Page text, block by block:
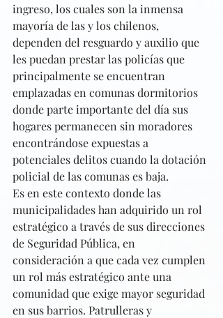
ingreso, los cuales son la inmensa
mayoría de las y los chilenos,
dependen del resguardo y auxilio que
les puedan prestar las policías que
principalmente se encuentran
emplazadas en comunas dormitorios
donde parte importante del día sus
hogares permanecen sin moradores
encontrándose expuestas a
potenciales delitos cuando la dotación
policial de las comunas es baja.
Es en este contexto donde las
municipalidades han adquirido un rol
estratégico a través de sus direcciones
de Seguridad Pública, en
consideración a que cada vez cumplen
un rol más estratégico ante una
comunidad que exige mayor seguridad
en sus barrios. Patrulleras y